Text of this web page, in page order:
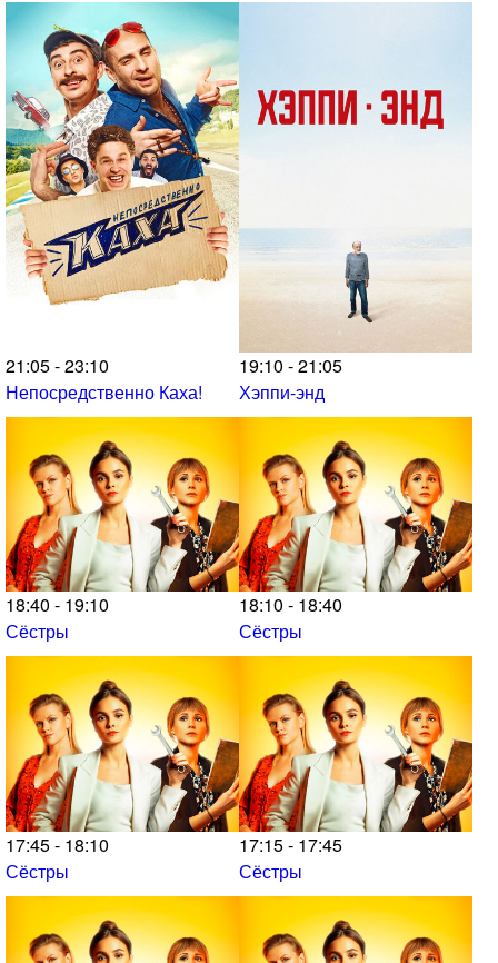
21:05 - 23:10
Непосредственно Каха!
19:10 - 21:05
Хэппи-энд
18:40 - 19:10
Сёстры
18:10 - 18:40
Сёстры
17:45 - 18:10
Сёстры
17:15 - 17:45
Сёстры